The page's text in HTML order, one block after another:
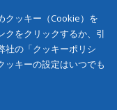
クッキー（Cookie）を
クをクリックするか、引
社の「クッキーポリシ
ッキーの設定はいつでも